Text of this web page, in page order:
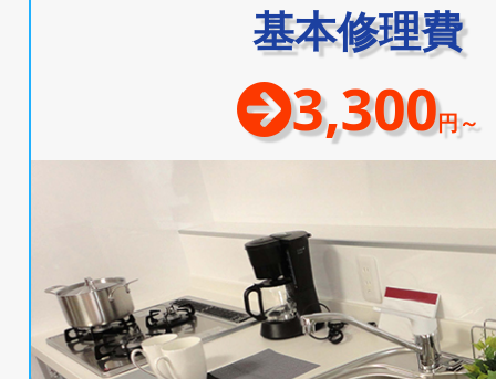
基本修理費
3,300円～